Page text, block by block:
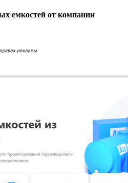
емкостей от компании